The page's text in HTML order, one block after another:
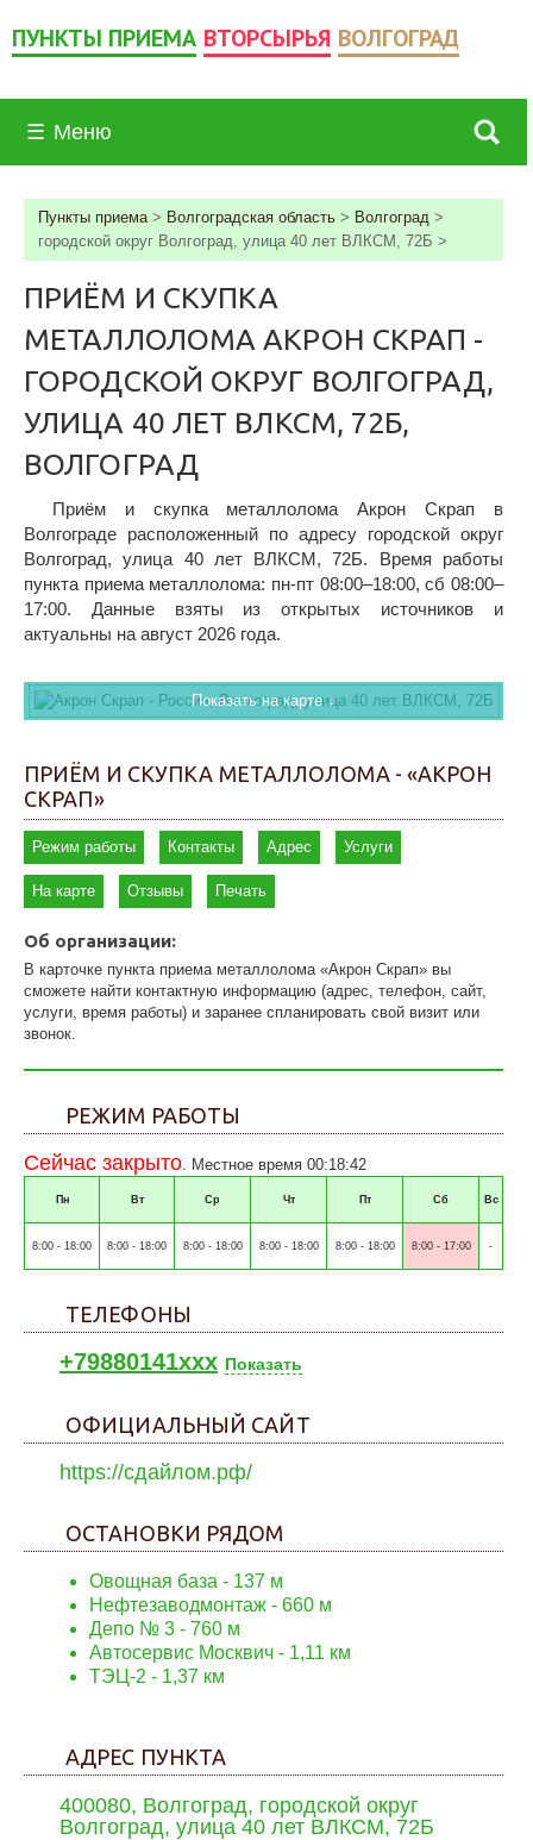
ПУНКТЫ ПРИЕМА ВТОРСЫРЬЯ ВОЛГОГРАД
☰ Меню
Пункты приема> Волгоградская область > Волгоград >
городской округ Волгоград, улица 40 лет ВЛКСМ, 72Б >
ПРИЁМ И СКУПКА
МЕТАЛЛОЛОМА АКРОН СКРАП -
ГОРОДСКОЙ ОКРУГ ВОЛГОГРАД,
УЛИЦА 40 ЛЕТ ВЛКСМ, 72Б,
ВОЛГОГРАД
Приём и скупка металлолома Акрон Скрап в
Волгограде расположенный по адресу городской округ
Волгоград, улица 40 лет ВЛКСМ, 72Б. Время работы
пункта приема металлолома: пн-пт 08:00–18:00, сб 08:00–
17:00. Данные взяты из открытых источников и
актуальны на август 2026 года.
Показать на карте ↓
ПРИЁМ И СКУПКА МЕТАЛЛОЛОМА - «АКРОН
СКРАП»
Режим работы Контакты Адрес Услуги
На карте Отзывы Печать
Об организации:
В карточке пункта приема металлолома «Акрон Скрап» вы
сможете найти контактную информацию (адрес, телефон, сайт,
услуги, время работы) и заранее спланировать свой визит или
звонок.
РЕЖИМ РАБОТЫ
Сейчас закрыто. Местное время 00:18:42
Пн Вт Ср Чт Пт Сб Вс
8:00 - 18:00 8:00 - 18:00 8:00 - 18:00 8:00 - 18:00 8:00 - 18:00 8:00 - 17:00 -
ТЕЛЕФОНЫ
+79880141xxx Показать
ОФИЦИАЛЬНЫЙ САЙТ
https://сдайлом.рф/
ОСТАНОВКИ РЯДОМ
Овощная база - 137 м
Нефтезаводмонтаж - 660 м
Депо № 3 - 760 м
Автосервис Москвич - 1,11 км
ТЭЦ-2 - 1,37 км
АДРЕС ПУНКТА
400080, Волгоград, городской округ
Волгоград, улица 40 лет ВЛКСМ, 72Б